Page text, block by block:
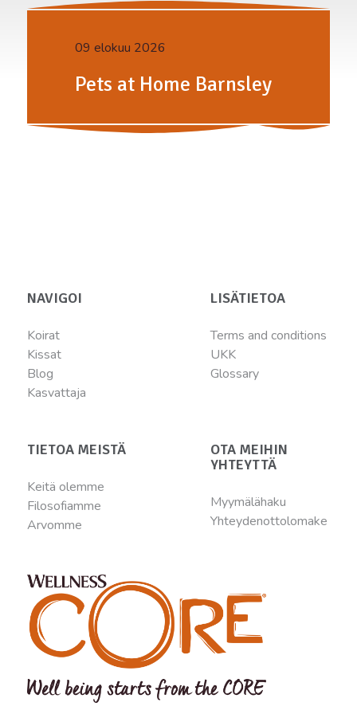
09 elokuu 2026
Pets at Home Barnsley
NAVIGOI
Koirat
Kissat
Blog
Kasvattaja
LISÄTIETOA
Terms and conditions
UKK
Glossary
TIETOA MEISTÄ
Keitä olemme
Filosofiamme
Arvomme
OTA MEIHIN
YHTEYTTÄ
Myymälähaku
Yhteydenottolomake